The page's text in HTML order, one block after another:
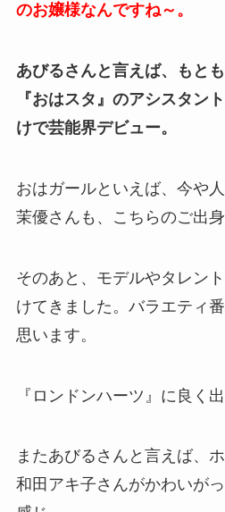
のお嬢様なんですね～。
あびるさんと言えば、もと
『おはスタ』のアシスタン
けで芸能界デビュー。
おはガールといえば、今や
茉優さんも、こちらのご出身
そのあと、モデルやタレン
けてきました。バラエティ
思います。
『ロンドンハーツ』に良く
またあびるさんと言えば、
和田アキ子さんがかわいが